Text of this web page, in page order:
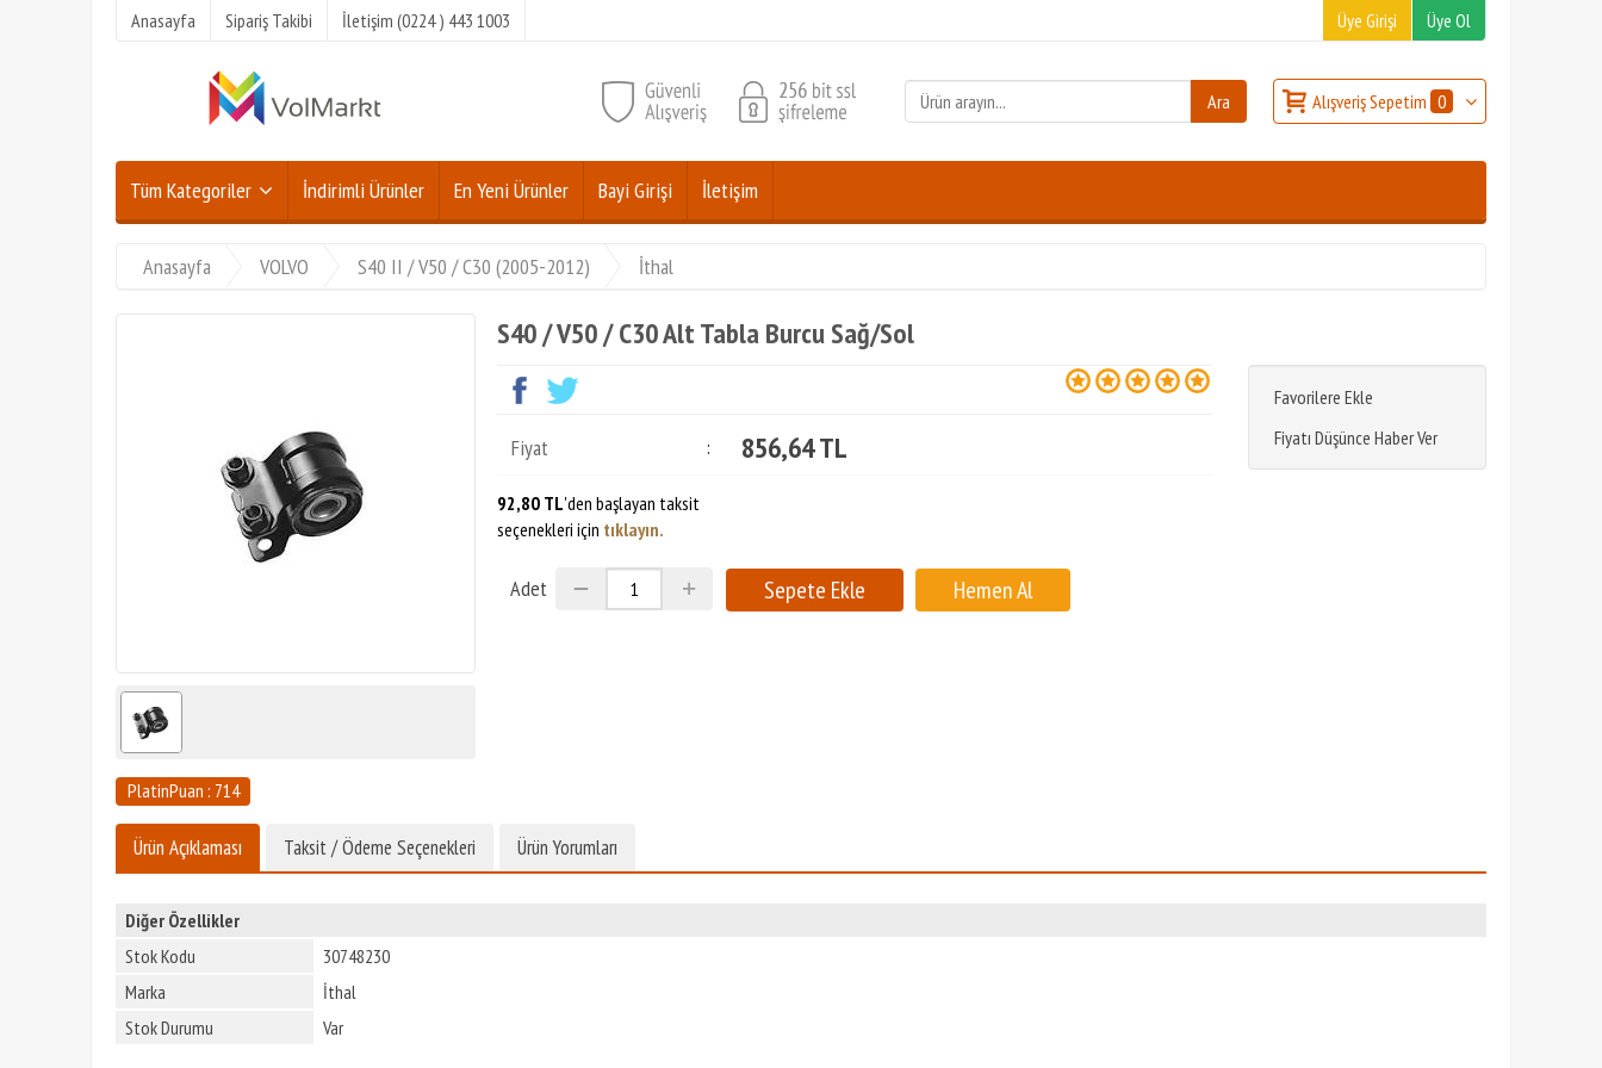
Anasayfa Sipariş Takibi İletişim (0224 ) 443 1003 Üye Girişi Üye Ol
Alışveriş Sepetim 0
Tüm Kategoriler İndirimli Ürünler En Yeni Ürünler Bayi Girişi İletişim
Anasayfa VOLVO S40 II / V50 / C30 (2005-2012) İthal
PlatinPuan : 714
S40 / V50 / C30 Alt Tabla Burcu Sağ/Sol
Favorilere Ekle
Fiyatı Düşünce Haber Ver
Fiyat : 856,64 TL
92,80 TL'den başlayan taksit
seçenekleri için tıklayın.
Adet
Ürün Açıklaması Taksit / Ödeme Seçenekleri Ürün Yorumları
Diğer Özellikler
Stok Kodu
30748230
Marka
İthal
Stok Durumu
Var